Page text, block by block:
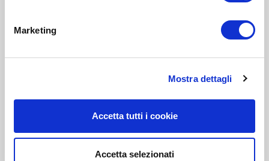
Marketing
Mostra dettagli
Accetta tutti i cookie
Accetta selezionati